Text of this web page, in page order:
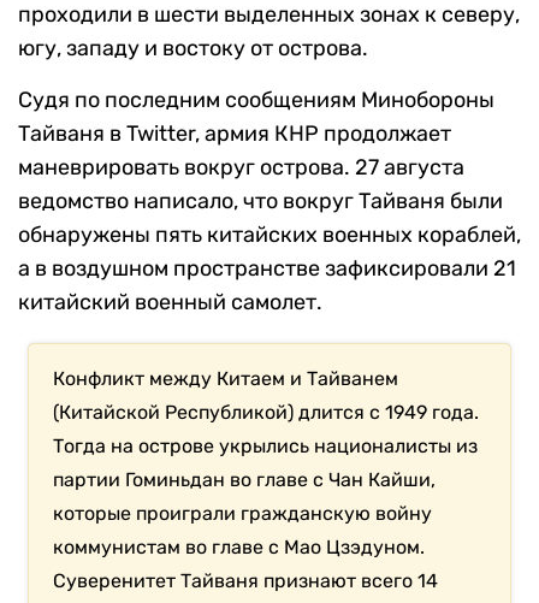
проходили в шести выделенных зонах к северу,
югу, западу и востоку от острова.
Судя по последним сообщениям Минобороны
Тайваня в Twitter, армия КНР продолжает
маневрировать вокруг острова. 27 августа
ведомство написало, что вокруг Тайваня были
обнаружены пять китайских военных кораблей,
а в воздушном пространстве зафиксировали 21
китайский военный самолет.
Конфликт между Китаем и Тайванем
(Китайской Республикой) длится с 1949 года.
Тогда на острове укрылись националисты из
партии Гоминьдан во главе с Чан Кайши,
которые проиграли гражданскую войну
коммунистам во главе с Мао Цзэдуном.
Суверенитет Тайваня признают всего 14